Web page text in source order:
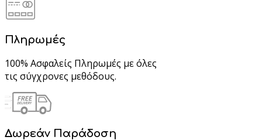
Πληρωμές
100% Ασφαλείς Πληρωμές με όλες
τις σύγχρονες μεθόδους.
Δωρεάν Παράδοση